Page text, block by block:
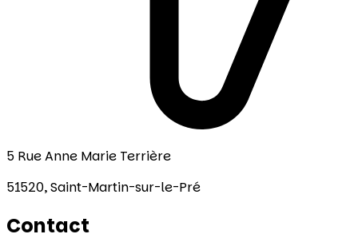
5 Rue Anne Marie Terrière
51520,Saint-Martin-sur-le-Pré
Contact